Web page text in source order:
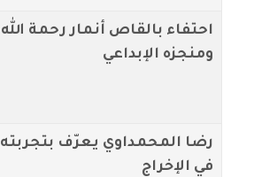
احتفاء بالقاص أنمار رحمة الله
ومنجزه الإبداعي
رضا المحمداوي يعرّف بتجربته
في الإخراج